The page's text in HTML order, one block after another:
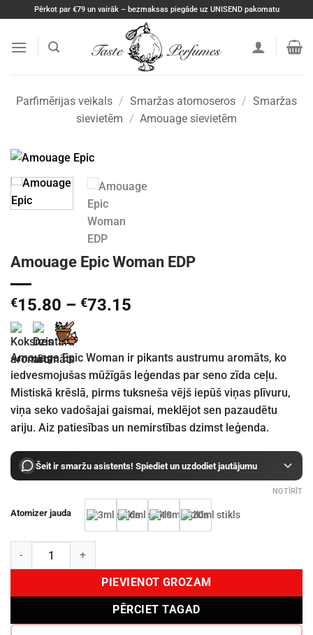
content
Pērkot par €79 un vairāk – bezmaksas piegāde uz UNISEND pakomatu
Parfimērijas veikals / Smaržas atomoseros / Smaržas
sievietēm / Amouage sievietēm
Amouage Epic Woman EDP
€15.80 – €73.15
through
€73.15
Amouage Epic Woman ir pikants austrumu aromāts, ko
iedvesmojušas mūžīgās leģendas par seno zīda ceļu.
Mistiskā krēslā, pirms tuksneša vējš iepūš viņas plīvuru,
viņa seko vadošajai gaismai, meklējot sen pazaudētu
ariju. Aiz patiesības un nemirstības dzimst leģenda.
Šeit ir smaržu asistents! Spiediet un uzdodiet jautājumu
Atomizer jauda
NOTĪRĪT
Amouage Epic Woman EDP daudzums
PIEVIENOT GROZAM
PĒRCIET TAGAD